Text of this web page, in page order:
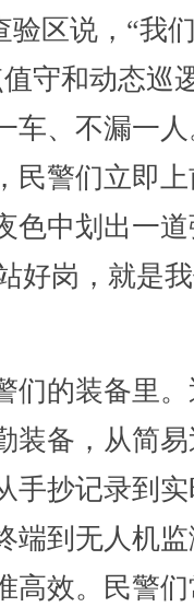
验区说，“我
守和动态巡
车、不漏一人
民警们立即
色中划出一
好岗，就是
的装备里。
装备，从简
手抄记录到
端到无人机
高效。民警